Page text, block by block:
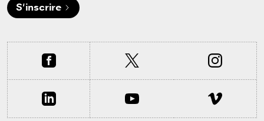
S'inscrire